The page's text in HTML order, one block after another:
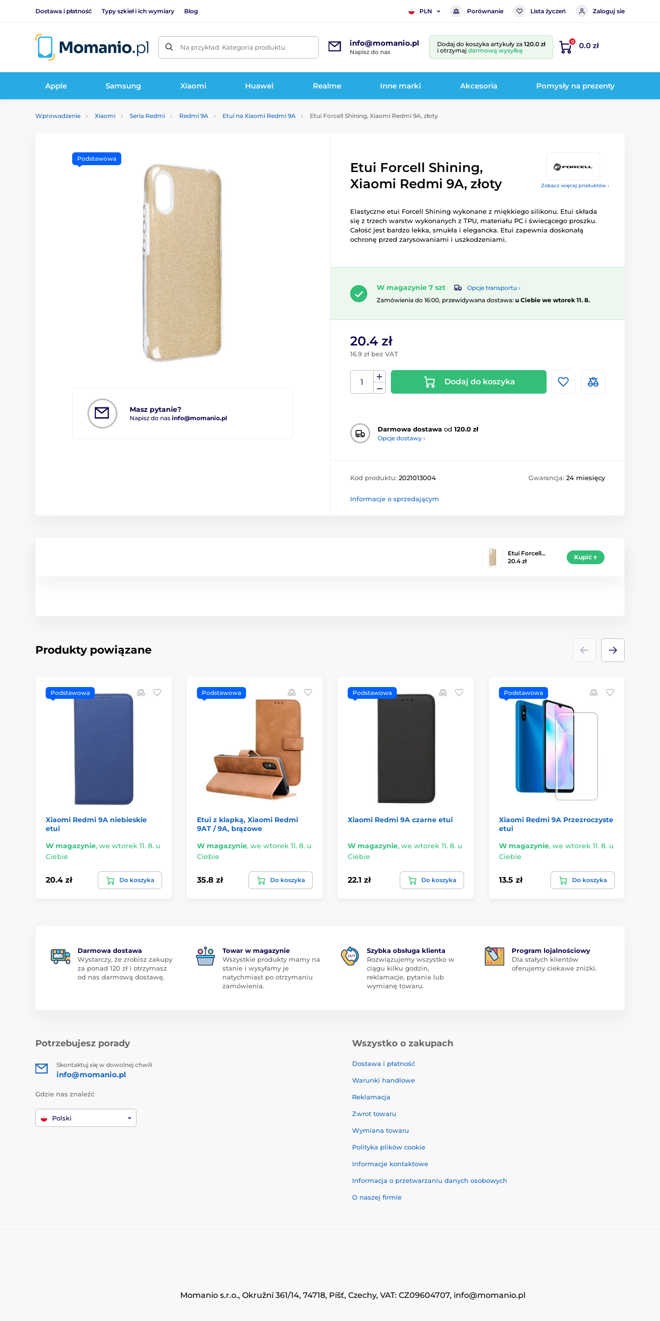
Dostawa i płatność Typy szkieł i ich wymiary Blog PLN Porównanie Lista życzeń Zaloguj sie
Na przykład. Kategoria produktu info@momanio.pl
Napisz do nas
Dodaj do koszyka artykuły za 120.0 zł
i otrzymaj darmową wysyłkę
0 0.0 zł
Apple Samsung Xiaomi Huawei Realme Inne marki Akcesoria Pomysły na prezenty
Wprowadzenie Xiaomi Seria Redmi Redmi 9A Etui na Xiaomi Redmi 9A Etui Forcell Shining, Xiaomi Redmi 9A, złoty
Zobacz więcej produktów ›
Masz pytanie?
Napisz do nas info@momanio.pl
Podstawowa
Etui Forcell Shining,
Xiaomi Redmi 9A, złoty
Elastyczne etui Forcell Shining wykonane z miękkiego silikonu. Etui składa
się z trzech warstw wykonanych z TPU, materiału PC i świecącego proszku.
Całość jest bardzo lekka, smukła i elegancka. Etui zapewnia doskonałą
ochronę przed zarysowaniami i uszkodzeniami.
W magazynie 7 szt
Opcje transportu ›
Zamówienia do 16:00, przewidywana dostawa: u Ciebie we wtorek 11. 8.
20.4 zł
16.9 zł bez VAT
Dodaj do koszyka
Darmowa dostawa od 120.0 zł
Opcje dostawy ›
Kod produktu: 2021013004 Gwarancja: 24 miesięcy
Informacje o sprzedającym
Etui Forcell…
20.4 zł
Kupić
Produkty powiązane
Podstawowa
Xiaomi Redmi 9A niebieskie
etui
W magazynie, we wtorek 11. 8. u
Ciebie
20.4 zł Do koszyka
Podstawowa
Etui z klapką, Xiaomi Redmi
9AT / 9A, brązowe
W magazynie, we wtorek 11. 8. u
Ciebie
35.8 zł Do koszyka
Podstawowa
Xiaomi Redmi 9A czarne etui
W magazynie, we wtorek 11. 8. u
Ciebie
22.1 zł Do koszyka
Podstawowa
Xiaomi Redmi 9A Przezroczyste
etui
W magazynie, we wtorek 11. 8. u
Ciebie
13.5 zł Do koszyka
Darmowa dostawa
Wystarczy, że zrobisz zakupy
za ponad 120 zł i otrzymasz
od nas darmową dostawę.
Towar w magazynie
Wszystkie produkty mamy na
stanie i wysyłamy je
natychmiast po otrzymaniu
zamówienia.
Szybka obsługa klienta
Rozwiązujemy wszystko w
ciągu kilku godzin,
reklamacje, pytania lub
wymianę towaru.
Program lojalnościowy
Dla stałych klientów
oferujemy ciekawe zniżki.
Potrzebujesz porady
Skontaktuj się w dowolnej chwili
info@momanio.pl
Gdzie nas znaleźć
Polski
Wszystko o zakupach
Dostawa i płatność
Warunki handlowe
Reklamacja
Zwrot towaru
Wymiana towaru
Polityka plików cookie
Informacje kontaktowe
Informacja o przetwarzaniu danych osobowych
O naszej firmie
Momanio s.r.o., Okružní 361/14, 74718, Píšť, Czechy, VAT: CZ09604707, info@momanio.pl